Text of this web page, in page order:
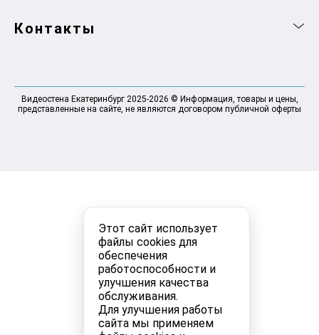
Этот сайт использует
файлы cookies для
обеспечения
работоспособности и
улучшения качества
обслуживания.
Для улучшения работы
сайта мы применяем
Контакты
Видеостена Екатеринбург 2025-2026 © Информация, товары и цены,
представленные на сайте, не являются договором публичной оферты